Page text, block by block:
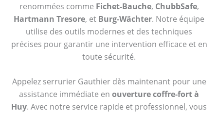
renommées comme Fichet-Bauche, ChubbSafe,
Hartmann Tresore, et Burg-Wächter. Notre équipe
utilise des outils modernes et des techniques
précises pour garantir une intervention efficace et en
toute sécurité.
Appelez serrurier Gauthier dès maintenant pour une
assistance immédiate en ouverture coffre-fort à
Huy. Avec notre service rapide et professionnel, vous